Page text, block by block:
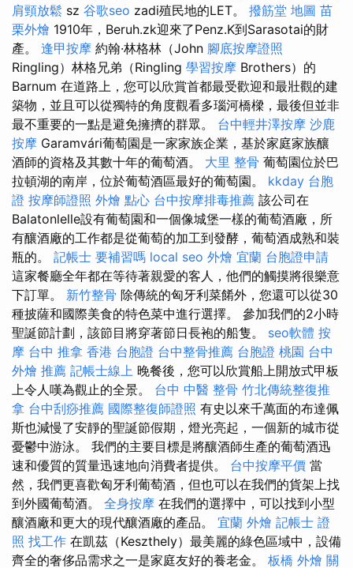
肩頸放鬆 sz 谷歌seo zadi殖民地的LET。 撥筋堂 地圖 苗
栗外燴 1910年，Beruh.zk迎來了Penz.K到Sarasotai的財
產。 逢甲按摩 約翰·林格林（John 腳底按摩證照
Ringling）林格兄弟（Ringling 學習按摩 Brothers）的
Barnum 在道路上，您可以欣賞首都最受歡迎和最壯觀的建
築物，並且可以從獨特的角度觀看多瑙河橋樑，最後但並非
最不重要的一點是避免擁擠的群眾。 台中輕井澤按摩 沙鹿
按摩 Garamvári葡萄園是一家家族企業，基於家庭家族釀
酒師的資格及其數十年的葡萄酒。 大里 整骨 葡萄園位於巴
拉頓湖的南岸，位於葡萄酒區最好的葡萄園。 kkday 台胞
證 按摩師證照 外燴 點心 台中按摩排毒推薦 該公司在
Balatonlelle設有葡萄園和一個像城堡一樣的葡萄酒廠，所
有​​釀酒廠的工作都是從葡萄的加工到發酵，葡萄酒成熟和裝
瓶的。 記帳士 要補習嗎 local seo 外燴 宜蘭 台胞證申請
這家餐廳全年都在等待著親愛的客人，他們的觸摸將很樂意
下訂單。 新竹整骨 除傳統的匈牙利菜餚外，您還可以從30
種披薩和國際美食的特色菜中進行選擇。 參加我們的2小時
聖誕節計劃，該節目將穿著節日長袍的船隻。 seo軟體 按
摩 台中 推拿 香港 台胞證 台中整骨推薦 台胞證 桃園 台中
外燴 推薦 記帳士線上 晚餐後，您可以欣賞船上開放式甲板
上令人嘆為觀止的全景。 台中 中醫 整骨 竹北傳統整復推
拿 台中刮痧推薦 國際整復師證照 有史以來千萬面的布達佩
斯也減慢了安靜的聖誕節假期，燈光亮起，一個新的城市從
憂鬱中游泳。 我們的主要目標是將釀酒師生產的葡萄酒迅
速和優質的質量迅速地向消費者提供。 台中按摩平價 當
然，我們更喜歡匈牙利葡萄酒，但也可以在我們的貨架上找
到外國葡萄酒。 全身按摩 在我們的選擇中，可以找到小型
釀酒廠和更大的現代釀酒廠的產品。 宜蘭 外燴 記帳士 證
照 找工作 在凱茲（Keszthely）最美麗的綠色區域中，設備
齊全的奢侈品需求之一是家庭友好的養老金。 板橋 外燴 關